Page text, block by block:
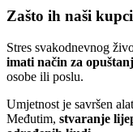
Zašto ih naši
Stres svakodnevnog
imati način za
osobe ili poslu.
Umjetnost je savršen
Međutim, stvaranje